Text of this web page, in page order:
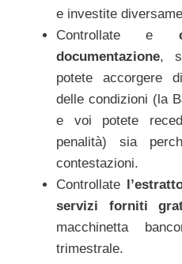
e investite
Controllate e
documentazione,
potete accorgere
delle condizioni (la
e voi potete
penalità) sia
contestazioni.
Controllate
servizi forniti
macchinetta
trimestrale.